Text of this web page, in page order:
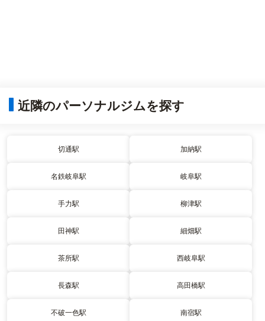
近隣のパーソナルジムを探す
切通駅 加納駅
名鉄岐阜駅 岐阜駅
手力駅 柳津駅
田神駅 細畑駅
茶所駅 西岐阜駅
長森駅 高田橋駅
不破一色駅 南宿駅